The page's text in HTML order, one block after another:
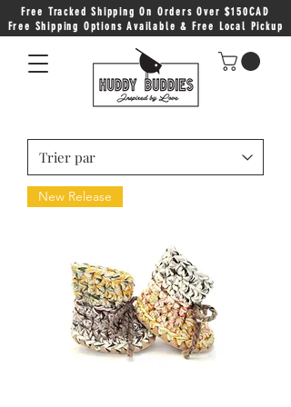
Free Tracked Shipping On Orders Over $150CAD
Free Shipping Options Available & Free Local Pickup
New Release